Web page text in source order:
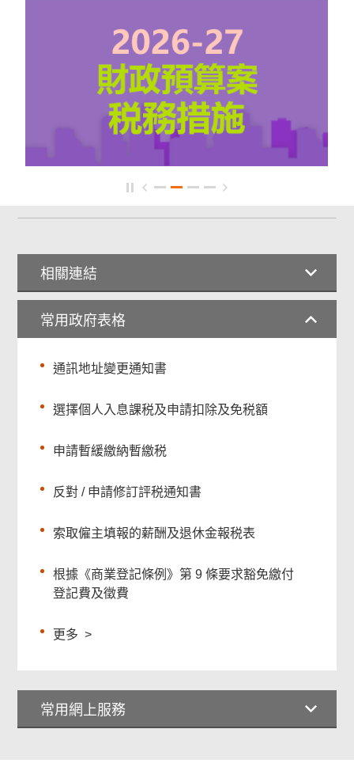
相關連結
常用政府表格
通訊地址變更通知書
選擇個人入息課税及申請扣除及免税額
申請暫緩繳納暫繳税
反對 / 申請修訂評税通知書
索取僱主填報的薪酬及退休金報税表
根據《商業登記條例》第 9 條要求豁免繳付
登記費及徵費
更多 >
常用網上服務